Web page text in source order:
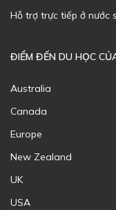
Hỗ trợ trực tiếp ở nước
ĐIỂM ĐẾN DU HỌC
Australia
Canada
Europe
New Zealand
UK
USA